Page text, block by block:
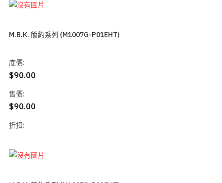
M.B.K. 簡約系列 (M1007G-P01EHT)
底價:
$90.00
售價:
$90.00
折扣: